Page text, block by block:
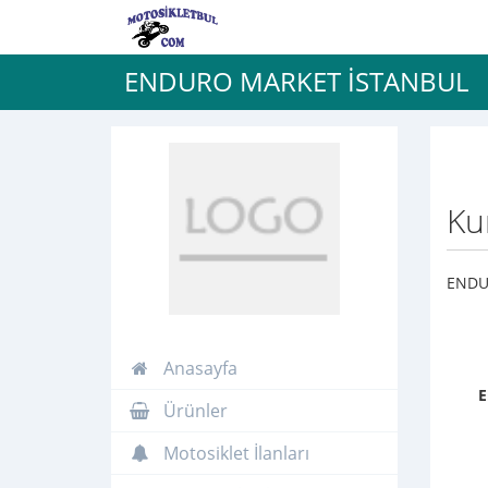
ENDURO MARKET İSTANBUL
Anasayfa
Ürünler
Motosiklet İlanları